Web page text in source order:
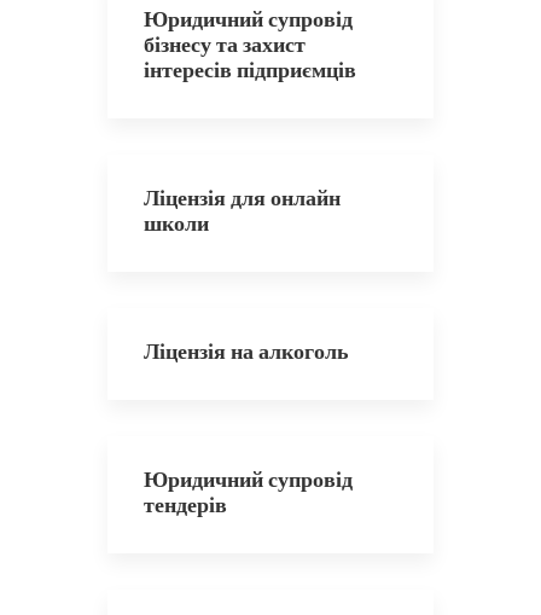
Юридичний супровід
бізнесу та захист
інтересів підприємців
Ліцензія для онлайн
школи
Ліцензія на алкоголь
Юридичний супровід
тендерів